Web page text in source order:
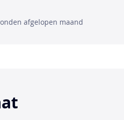
afgelopen maand